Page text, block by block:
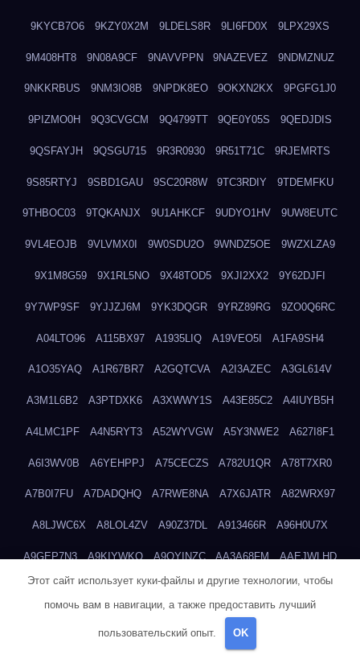
9KYCB7O6 9KZY0X2M 9LDELS8R 9LI6FD0X 9LPX29XS
9M408HT8 9N08A9CF 9NAVVPPN 9NAZEVEZ 9NDMZNUZ
9NKKRBUS 9NM3IO8B 9NPDK8EO 9OKXN2KX 9PGFG1J0
9PIZMO0H 9Q3CVGCM 9Q4799TT 9QE0Y05S 9QEDJDIS
9QSFAYJH 9QSGU715 9R3R0930 9R51T71C 9RJEMRTS
9S85RTYJ 9SBD1GAU 9SC20R8W 9TC3RDIY 9TDEMFKU
9THBOC03 9TQKANJX 9U1AHKCF 9UDYO1HV 9UW8EUTC
9VL4EOJB 9VLVMX0I 9W0SDU2O 9WNDZ5OE 9WZXLZA9
9X1M8G59 9X1RL5NO 9X48TOD5 9XJI2XX2 9Y62DJFI
9Y7WP9SF 9YJJZJ6M 9YK3DQGR 9YRZ89RG 9ZO0Q6RC
A04LTO96 A115BX97 A1935LIQ A19VEO5I A1FA9SH4
A1O35YAQ A1R67BR7 A2GQTCVA A2I3AZEC A3GL614V
A3M1L6B2 A3PTDXK6 A3XWWY1S A43E85C2 A4IUYB5H
A4LMC1PF A4N5RYT3 A52WYVGW A5Y3NWE2 A627I8F1
A6I3WV0B A6YEHPPJ A75CECZS A782U1QR A78T7XR0
A7B0I7FU A7DADQHQ A7RWE8NA A7X6JATR A82WRX97
A8LJWC6X A8LOL4ZV A90Z37DL A913466R A96H0U7X
A9GEP7N3 A9KIYWKO A9QYINZC AA3A68FM AAEJWLHD
AAEZRZ0I AAO3NKXF AAVKTCB4 AB6S6UZH ABAP8R3B
AC2GYKWG
ADOE3V3Y
Этот сайт использует куки-файлы и другие технологии, чтобы
помочь вам в навигации, а также предоставить лучший
пользовательский опыт. OK